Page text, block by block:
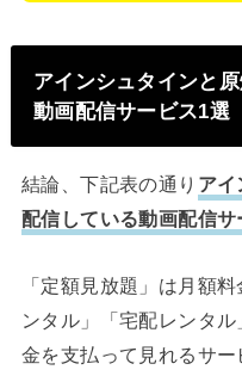
アインシュタインと
動画配信サービス1選
結論、下記表の通り アイ
配信している動画配信
「定額見放題」は月額
ンタル」「宅配レンタ
金を支払って見れるサ